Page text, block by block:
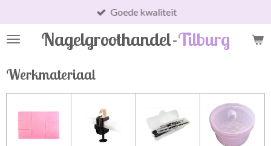
direct
naar
hoofdinhoud
Nagelgroothandel-Tilburg
Goede kwaliteit
Werkmateriaal